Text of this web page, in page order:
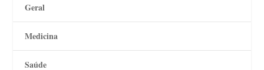
Geral
Medicina
Saúde